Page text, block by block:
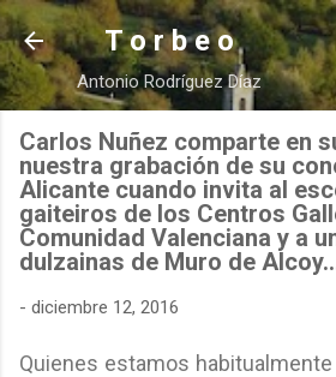
Ir al contenido
T o r b e o
Antonio Rodríguez Díaz
Carlos Nuñez comparte en
nuestra grabación de su
Alicante cuando invita al
gaiteiros de los Centros
Comunidad Valenciana y a
dulzainas de Muro de
- diciembre 12, 2016
Quienes estamos